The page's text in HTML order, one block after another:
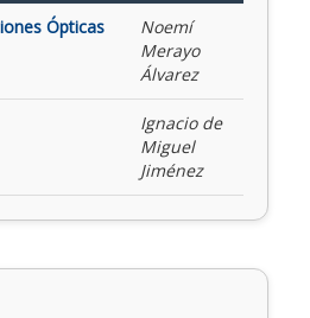
Ópticas
Noemí
Merayo
Álvarez
Ignacio de
Miguel
Jiménez